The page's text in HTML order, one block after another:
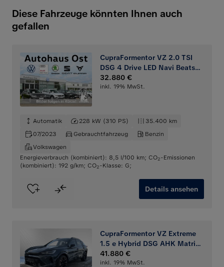
Diese Fahrzeuge könnten Ihnen auch
gefallen
CupraFormentor VZ 2.0 TSI
DSG 4 Drive LED Navi Beats
DCC
32.880 €
inkl. 19% MwSt.
Automatik 228 kW (310 PS)
35.400 km
07/2023
Gebrauchtfahrzeug
Benzin
Volkswagen
Energieverbrauch (kombiniert): 8,5 l/100 km; CO2-Emissionen
(kombiniert): 192 g/km; CO2-Klasse: G;
Details ansehen
CupraFormentor VZ Extreme
1.5 e Hybrid DSG AHK Matrix
Sennheiser
41.880 €
inkl. 19% MwSt.